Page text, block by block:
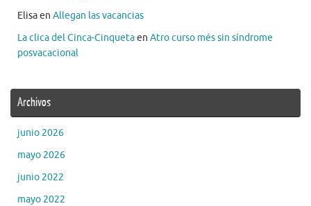
Elisaen Allegan las vacancias
La clica del Cinca-Cinquetaen Atro curso més sin síndrome
posvacacional
Archivos
junio 2026
mayo 2026
junio 2022
mayo 2022